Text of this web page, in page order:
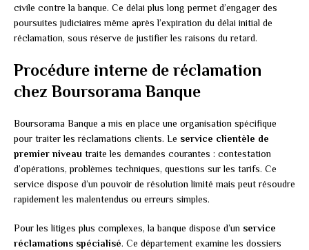
civile contre la banque. Ce délai plus long permet d’engager des
poursuites judiciaires même après l’expiration du délai initial de
réclamation, sous réserve de justifier les raisons du retard.
Procédure interne de réclamation
chez Boursorama Banque
Boursorama Banque a mis en place une organisation spécifique
pour traiter les réclamations clients. Le service clientèle de
premier niveau traite les demandes courantes : contestation
d’opérations, problèmes techniques, questions sur les tarifs. Ce
service dispose d’un pouvoir de résolution limité mais peut résoudre
rapidement les malentendus ou erreurs simples.
Pour les litiges plus complexes, la banque dispose d’un service
réclamations spécialisé. Ce département examine les dossiers